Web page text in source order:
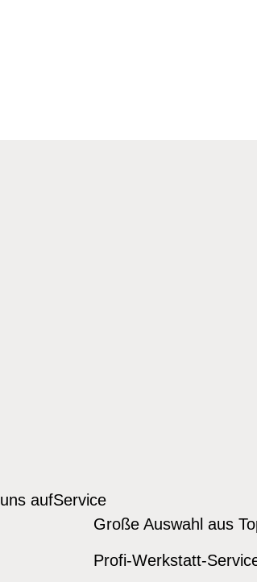
aufService
Große Auswahl aus
Profi-Werkstatt-